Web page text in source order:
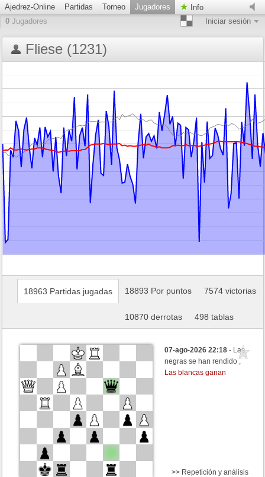
Ajedrez-Online Partidas Torneo Jugadores
Info
0 Jugadores Iniciar sesión
Fliese (1231)
18963 Partidas jugadas 18893 Por puntos 7574 victorias
10870 derrotas 498 tablas
07-ago-2026 22:18- Las
negras se han rendido ,
Las blancas ganan
>> Repetición y análisis